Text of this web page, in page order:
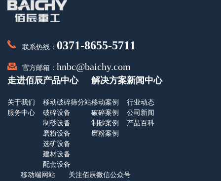
联系热线： 0371-8655-5711
官方邮箱： hnbc@baichy.com
走进佰辰
关于我们
服务中心
产品中心
移动破碎筛分站
破碎设备
制砂设备
磨粉设备
选矿设备
建材设备
配套设备
解决方案
移动案例
破碎案例
制砂案例
磨粉案例
新闻中心
行业动态
公司新闻
产品百科
移动端网站 关注佰辰微信公众号